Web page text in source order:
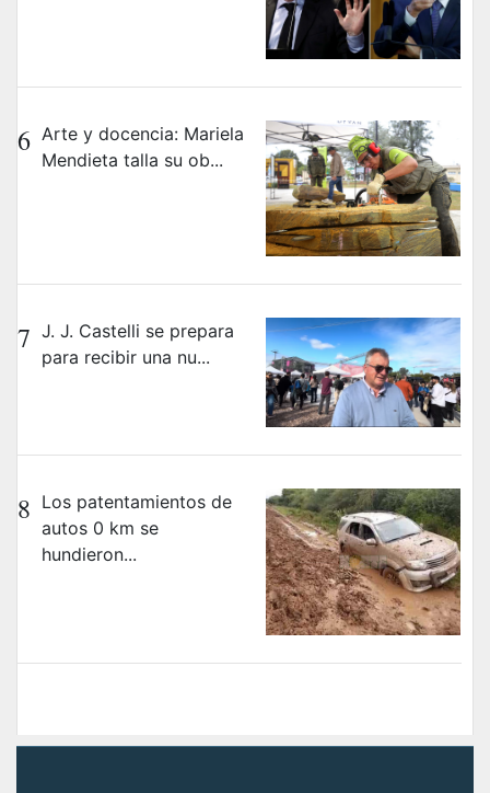
6 Arte y docencia: Mariela
Mendieta talla su ob...
7 J. J. Castelli se prepara
para recibir una nu...
8 Los patentamientos de
autos 0 km se
hundieron...